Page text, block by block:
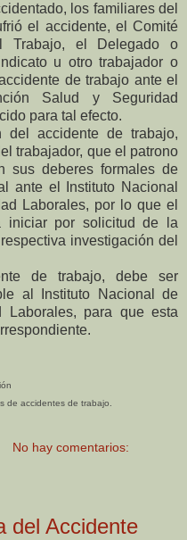
los familiares del
el accidente, el Comité
el Delegado o
u otro trabajador o
de trabajo ante el
Salud y Seguridad
para tal efecto.
del accidente de trabajo,
trabajador, que el patrono
sus deberes formales de
ante el Instituto Nacional
Laborales, por lo que el
iniciar por solicitud de la
investigación del
de trabajo, debe ser
al Instituto Nacional de
Laborales, para que esta
de accidentes de trabajo.
No hay comentarios:
del Accidente